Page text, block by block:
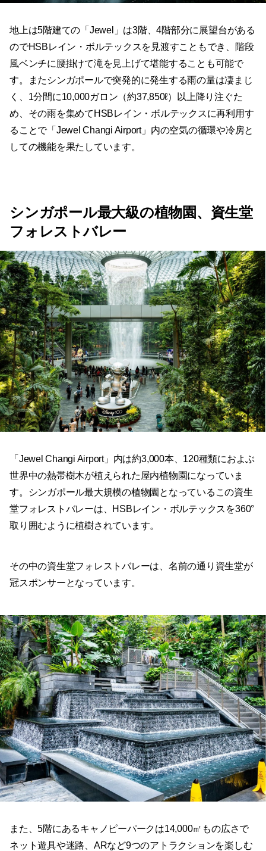
地上は5階建ての「Jewel」は3階、4階部分に展望台がある
のでHSBレイン・ボルテックスを見渡すこともでき、階段
風ベンチに腰掛けて滝を見上げて堪能することも可能で
す。またシンガポールで突発的に発生する雨の量は凄まじ
く、1分間に10,000ガロン（約37,850ℓ）以上降り注ぐた
め、その雨を集めてHSBレイン・ボルテックスに再利用す
ることで「Jewel Changi Airport」内の空気の循環や冷房と
しての機能を果たしています。
シンガポール最大級の植物園、資生堂
フォレストバレー
「Jewel Changi Airport」内は約3,000本、120種類におよぶ
世界中の熱帯樹木が植えられた屋内植物園になっていま
す。シンガポール最大規模の植物園となっているこの資生
堂フォレストバレーは、HSBレイン・ボルテックスを360°
取り囲むように植樹されています。
その中の資生堂フォレストバレーは、名前の通り資生堂が
冠スポンサーとなっています。
また、5階にあるキャノピーパークは14,000㎡もの広さで
ネット遊具や迷路、ARなど9つのアトラクションを楽しむ